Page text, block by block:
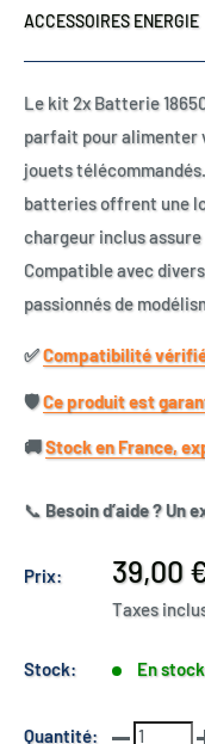
ACCESSOIRES ENERGIE
Le kit 2x Batterie
parfait pour alimenter
jouets
batteries offrent une
chargeur inclus
Compatible avec
passionnés de
✅​Compatibilité
🛡️​Ce produit est
🚚​Stock en France,
📞 Besoin d’aide ? Un
Prix:
Prix
réduit
39,00
Taxes
Stock: En stock
Quantité: